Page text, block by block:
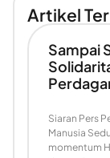
Artikel
Sampai
Siaran Pers
Manusia
momentum